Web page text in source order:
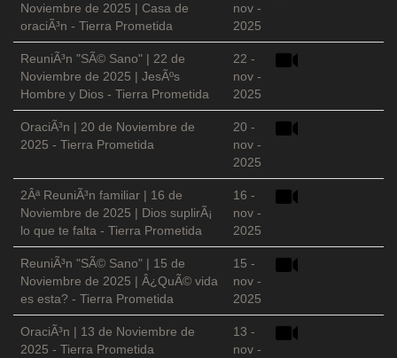
Noviembre de 2025 | Casa de
oraciÃ³n - Tierra Prometida
nov -
2025
ReuniÃ³n "SÃ© Sano" | 22 de
Noviembre de 2025 | JesÃºs
Hombre y Dios - Tierra Prometida
22 -
nov -
2025
OraciÃ³n | 20 de Noviembre de
2025 - Tierra Prometida
20 -
nov -
2025
2Âª ReuniÃ³n familiar | 16 de
Noviembre de 2025 | Dios suplirÃ¡
lo que te falta - Tierra Prometida
16 -
nov -
2025
ReuniÃ³n "SÃ© Sano" | 15 de
Noviembre de 2025 | Â¿QuÃ© vida
es esta? - Tierra Prometida
15 -
nov -
2025
OraciÃ³n | 13 de Noviembre de
2025 - Tierra Prometida
13 -
nov -